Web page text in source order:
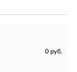
0 руб.